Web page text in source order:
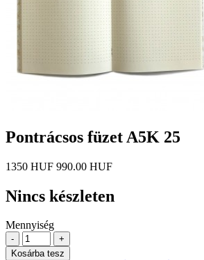
Pontrácsos füzet A5K 25
1350 HUF 990.00 HUF
Nincs készleten
Mennyiség
-
+
Kosárba tesz